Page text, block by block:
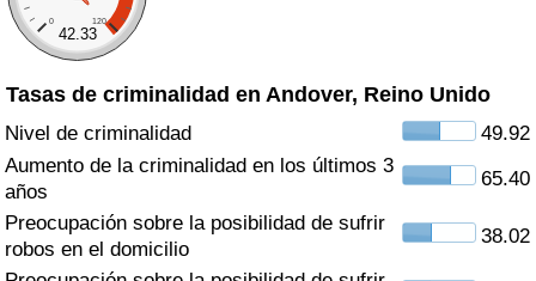
0 120
42.33
Tasas de criminalidad en Andover, Reino Unido
Nivel de criminalidad
49.92
Aumento de la criminalidad en los últimos 3
años
65.40
Preocupación sobre la posibilidad de sufrir
robos en el domicilio
38.02
en aqaba
Delincuencia
Calificación del Índice de Criminalidad
(Actual)
Índice de Criminalidad
Índice de criminalidad por país